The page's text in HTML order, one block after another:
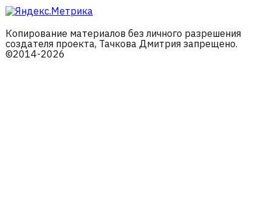
Копирование материалов без личного разрешения
создателя проекта, Тачкова Дмитрия запрещено.
©2014-2026